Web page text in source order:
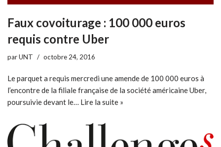
Faux covoiturage : 100 000 euros
requis contre Uber
parUNT octobre 24, 2016
Le parquet a requis mercredi une amende de 100 000 euros à
l’encontre de la filiale française de la société américaine Uber,
poursuivie devant le… Lire la suite »